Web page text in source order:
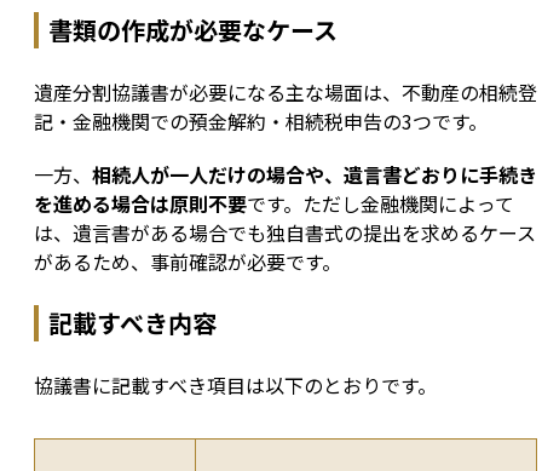
書類の作成が必要なケース
遺産分割協議書が必要になる主な場面は、不動産の相続登
記・金融機関での預金解約・相続税申告の3つです。
一方、 相続人が一人だけの場合や、遺言書どおりに手続き
を進める場合は原則不要です。ただし金融機関によって
は、遺言書がある場合でも独自書式の提出を求めるケース
があるため、事前確認が必要です。
記載すべき内容
協議書に記載すべき項目は以下のとおりです。